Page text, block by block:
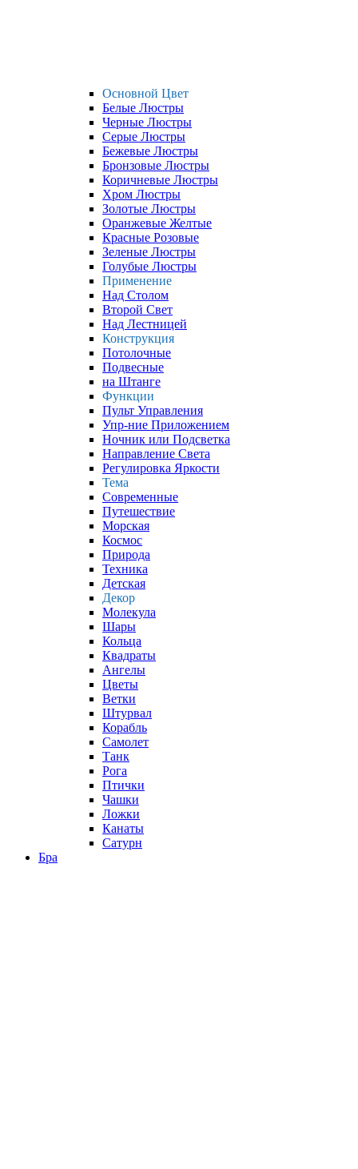
Основной Цвет
Белые Люстры
Черные Люстры
Серые Люстры
Бежевые Люстры
Бронзовые Люстры
Коричневые Люстры
Хром Люстры
Золотые Люстры
Оранжевые Желтые
Красные Розовые
Зеленые Люстры
Голубые Люстры
Применение
Над Столом
Второй Свет
Над Лестницей
Конструкция
Потолочные
Подвесные
на Штанге
Функции
Пульт Управления
Упр-ние Приложением
Ночник или Подсветка
Направление Света
Регулировка Яркости
Тема
Современные
Путешествие
Морская
Космос
Природа
Техника
Детская
Декор
Молекула
Шары
Кольца
Квадраты
Ангелы
Цветы
Ветки
Штурвал
Корабль
Самолет
Танк
Рога
Птички
Чашки
Ложки
Канаты
Сатурн
Бра